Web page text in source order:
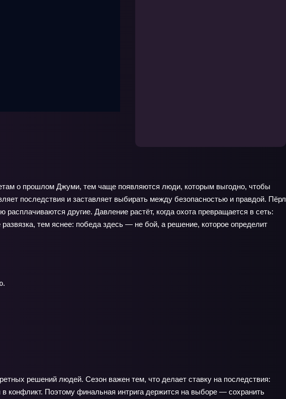
о прошлом Джуми, тем чаще появляются люди, которым выгодно, чтобы
последствия и заставляет выбирать между безопасностью и правдой. Пёрл
другие. Давление растёт, когда охота превращается в сеть:
тем яснее: победа здесь — не бой, а решение, которое определит
решений людей. Сезон важен тем, что делает ставку на последствия:
конфликт. Поэтому финальная интрига держится на выборе — сохранить